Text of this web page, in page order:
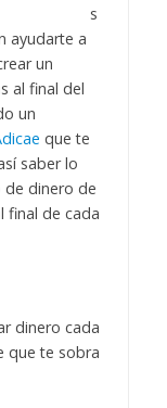
s
ayudarte a
un
al final del
un
que te
saber lo
de dinero de
final de cada
dinero cada
que te sobra